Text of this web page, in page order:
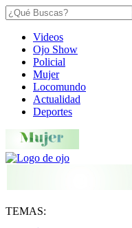
Videos
Ojo Show
Policial
Mujer
Locomundo
Actualidad
Deportes
TEMAS: